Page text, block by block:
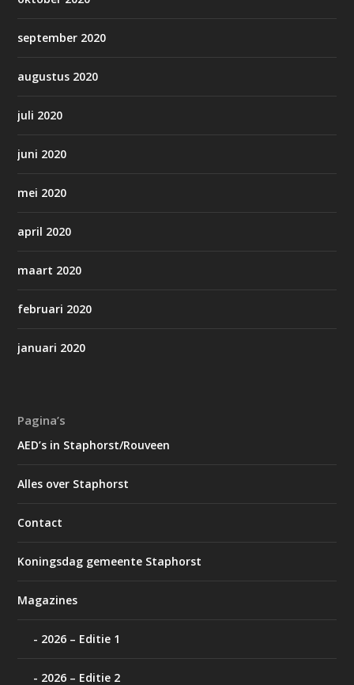
september 2020
augustus 2020
juli 2020
juni 2020
mei 2020
april 2020
maart 2020
februari 2020
januari 2020
Pagina’s
AED’s in Staphorst/Rouveen
Alles over Staphorst
Contact
Koningsdag gemeente Staphorst
Magazines
2026 – Editie 1
2026 – Editie 2